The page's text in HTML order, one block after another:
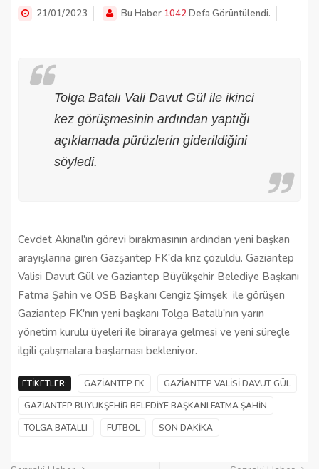
21/01/2023 Bu Haber 1042Defa Görüntülendi.
Tolga Batalı Vali Davut Gül ile ikinci
kez görüşmesinin ardından yaptığı
açıklamada pürüzlerin giderildiğini
söyledi.
Cevdet Akınal'ın görevi bırakmasının ardından yeni başkan
arayışlarına giren Gazşantep FK'da kriz çözüldü. Gaziantep
Valisi Davut Gül ve Gaziantep Büyükşehir Belediye Başkanı
Fatma Şahin ve OSB Başkanı Cengiz Şimşek ile görüşen
Gaziantep FK'nın yeni başkanı Tolga Batallı'nın yarın
yönetim kurulu üyeleri ile biraraya gelmesi ve yeni süreçle
ilgili çalışmalara başlaması bekleniyor.
ETIKETLER: GAZIANTEP FK
GAZIANTEP VALISI DAVUT GÜL
GAZIANTEP BÜYÜKŞEHIR BELEDIYE BAŞKANI FATMA ŞAHIN
TOLGA BATALLI
FUTBOL SON DAKIKA